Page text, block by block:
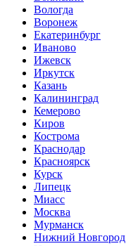
Вологда
Воронеж
Екатеринбург
Иваново
Ижевск
Иркутск
Казань
Калининград
Кемерово
Киров
Кострома
Краснодар
Красноярск
Курск
Липецк
Миасс
Москва
Мурманск
Нижний Новгород